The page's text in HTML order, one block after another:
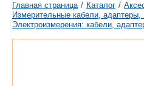
Главная страница / Каталог /
Измерительные кабели,
Электроизмерения: кабели,